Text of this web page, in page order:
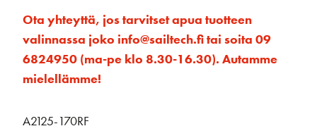
Ota yhteyttä, jos tarvitset apua tuotteen
valinnassa joko info@sailtech.fi tai soita 09
6824950 (ma-pe klo 8.30-16.30). Autamme
mielellämme!
A2125-170RF